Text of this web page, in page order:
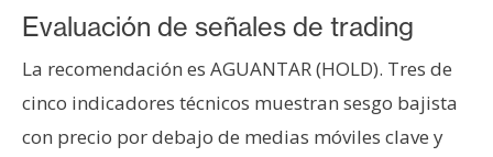
Evaluación de señales de trading
La recomendación es AGUANTAR (HOLD). Tres de
cinco indicadores técnicos muestran sesgo bajista
con precio por debajo de medias móviles clave y